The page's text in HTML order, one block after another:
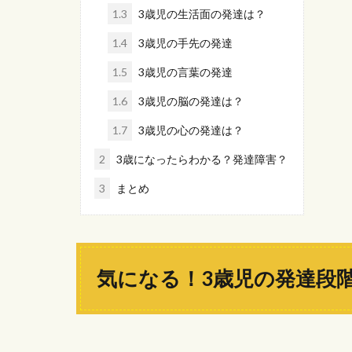
1.3 3歳児の生活面の発達は？
1.4 3歳児の手先の発達
1.5 3歳児の言葉の発達
1.6 3歳児の脳の発達は？
1.7 3歳児の心の発達は？
2 3歳になったらわかる？発達障害？
3 まとめ
気になる！3歳児の発達段